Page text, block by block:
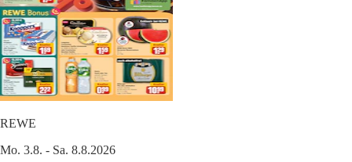
REWE
Mo. 3.8. - Sa. 8.8.2026